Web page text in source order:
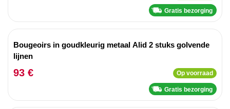
Gratis bezorging
Bougeoirs in goudkleurig metaal Alid 2 stuks golvende
lijnen
93 € Op voorraad
Gratis bezorging